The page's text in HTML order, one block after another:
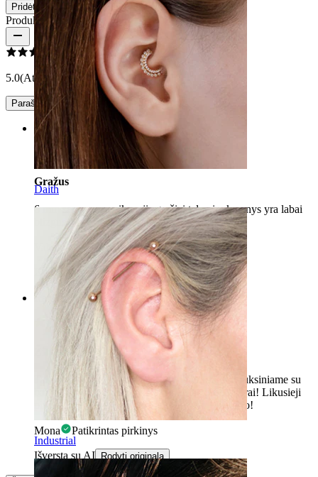
Daith
Industrial
Pridėti į krepšelį
Produkto atsiliepimai
5.0(Atsiliepimų: 2)
Parašyti įvertinimą
Rating
Gražus
6 mm senos yra puikus, jis gražiai telpa ir akmenys yra labai
blizgūs.
Valentina Patikrintas pirkinys
Išversta su AI Rodyti originalą
Tai tikrai puiku. Aš pirkau 12mm raudoname auksiniame su
baltomis/aiškiomis koronėlėmis, ir tai atrodo gerai! Likusieji
pirasai turi būti tokios pačios spalvos ir blizgesio!
Mona Patikrintas pirkinys
Išversta su AI Rodyti originalą